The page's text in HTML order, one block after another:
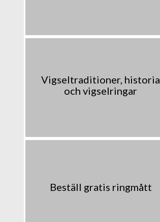
Vigseltraditioner, historia
och vigselringar
Beställ gratis ringmått